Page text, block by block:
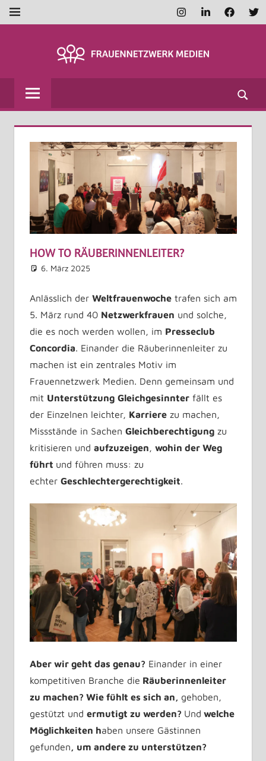
Zum
Inhalt
InstagramLinkedIn
MENÜ
MEDIEN
HOW TO RÄUBERINNENLEITER?
6. März 2025
Anlässlich der Weltfrauenwochetrafen sich am
5. März rund 40 Netzwerkfrauen und solche,
die es noch werden wollen, im Presseclub
Concordia. Einander die Räuberinnenleiter zu
machen ist ein zentrales Motiv im
Frauennetzwerk Medien. Denn gemeinsam und
mit Unterstützung Gleichgesinnterfällt es
der Einzelnen leichter, Karrierezu machen,
Missstände in Sachen Gleichberechtigungzu
kritisieren und aufzuzeigen, wohin der Weg
führt und führen muss: zu
echter Geschlechtergerechtigkeit.
Aber wir geht das genau? Einander in einer
kompetitiven Branche die Räuberinnenleiter
zu machen? Wie fühlt es sich an, gehoben,
gestützt und ermutigt zu werden? Und welche
Möglichkeiten haben unsere Gästinnen
gefunden, um andere zu unterstützen?